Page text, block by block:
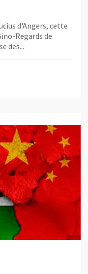
d'Angers, cette
Regards de
des...